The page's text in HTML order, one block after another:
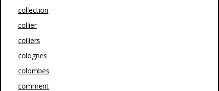
collection
collier
colliers
colognes
colombes
comment